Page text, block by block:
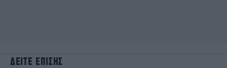
ΔΕΙΤΕ ΕΠΙΣΗΣ